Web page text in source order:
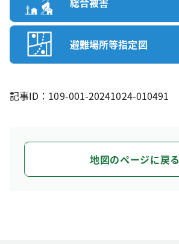
避難場所等指定図
記事ID：109-001-20241024-010491
地図のページに戻る